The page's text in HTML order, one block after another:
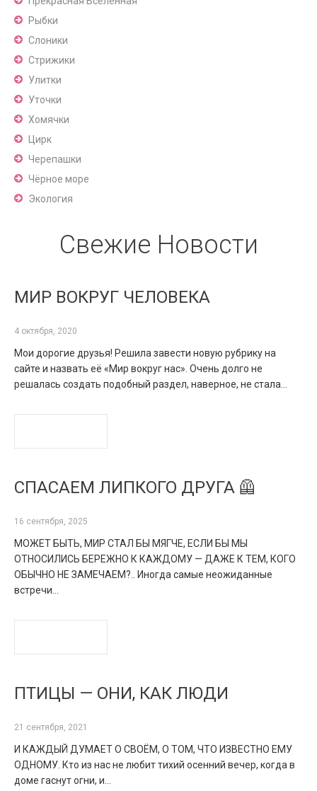
Рыбки
Слоники
Стрижики
Улитки
Уточки
Хомячки
Цирк
Черепашки
Чёрное море
Экология
Свежие Новости
МИР ВОКРУГ ЧЕЛОВЕКА
4 октября, 2020
Мои дорогие друзья! Решила завести новую рубрику на
сайте и назвать её «Мир вокруг нас». Очень долго не
решалась создать подобный раздел, наверное, не стала…
СПАСАЕМ ЛИПКОГО ДРУГА 🦺
16 сентября, 2025
МОЖЕТ БЫТЬ, МИР СТАЛ БЫ МЯГЧЕ, ЕСЛИ БЫ МЫ
ОТНОСИЛИСЬ БЕРЕЖНО К КАЖДОМУ — ДАЖЕ К ТЕМ, КОГО
ОБЫЧНО НЕ ЗАМЕЧАЕМ?.. Иногда самые неожиданные
встречи…
ПТИЦЫ — ОНИ, КАК ЛЮДИ
21 сентября, 2021
И КАЖДЫЙ ДУМАЕТ О СВОЁМ, О ТОМ, ЧТО ИЗВЕСТНО ЕМУ
ОДНОМУ. Кто из нас не любит тихий осенний вечер, когда в
доме гаснут огни, и…